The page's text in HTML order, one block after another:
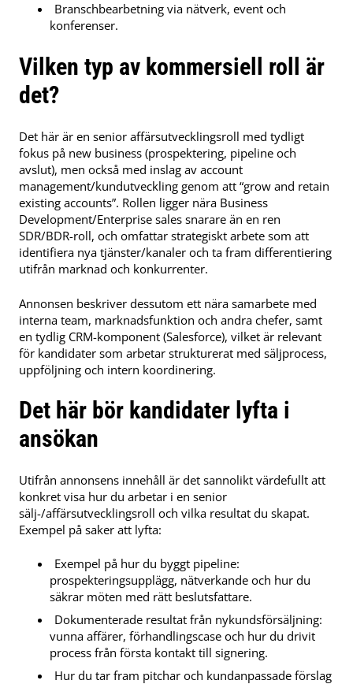
Branschbearbetning via nätverk, event och
konferenser.
Vilken typ av kommersiell roll är
det?
Det här är en senior affärsutvecklingsroll med tydligt
fokus på new business (prospektering, pipeline och
avslut), men också med inslag av account
management/kundutveckling genom att “grow and retain
existing accounts”. Rollen ligger nära Business
Development/Enterprise sales snarare än en ren
SDR/BDR-roll, och omfattar strategiskt arbete som att
identifiera nya tjänster/kanaler och ta fram differentiering
utifrån marknad och konkurrenter.
Annonsen beskriver dessutom ett nära samarbete med
interna team, marknadsfunktion och andra chefer, samt
en tydlig CRM-komponent (Salesforce), vilket är relevant
för kandidater som arbetar strukturerat med säljprocess,
uppföljning och intern koordinering.
Det här bör kandidater lyfta i
ansökan
Utifrån annonsens innehåll är det sannolikt värdefullt att
konkret visa hur du arbetar i en senior
sälj-/affärsutvecklingsroll och vilka resultat du skapat.
Exempel på saker att lyfta:
Exempel på hur du byggt pipeline:
prospekteringsupplägg, nätverkande och hur du
säkrar möten med rätt beslutsfattare.
Dokumenterade resultat från nykundsförsäljning:
vunna affärer, förhandlingscase och hur du drivit
process från första kontakt till signering.
Hur du tar fram pitchar och kundanpassade förslag